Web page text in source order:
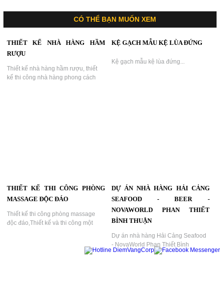
CÓ THỂ BẠN MUỐN XEM
THIẾT KẾ NHÀ HÀNG HẦM
RƯỢU
Thiết kế nhà hàng hầm rượu, thiết
kế thi công nhà hàng phong cách
KỆ GẠCH MẪU KỆ LÙA ĐỨNG
Kệ gạch mẫu kệ lùa đứng...
THIẾT KẾ THI CÔNG PHÒNG
MASSAGE ĐỘC ĐÁO
Thiết kế thi công phòng massage
độc đáo,Thiết kế và thi công một
mỹ và chức năng,KTV DECOR tư
DỰ ÁN NHÀ HÀNG HẢI CẢNG
SEAFOOD - BEER -
NOVAWORLD PHAN THIẾT
BÌNH THUẬN
Dự án nhà hàng Hải Cảng Seafood
- NovaWorld Phan Thiết Bình
Thuận,Phong cách thiết kế tối giản